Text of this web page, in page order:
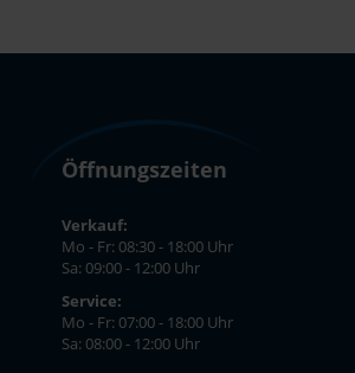
Öffnungszeiten
Verkauf:
Mo - Fr: 08:30 - 18:00 Uhr
Sa: 09:00 - 12:00 Uhr
Service:
Mo - Fr: 07:00 - 18:00 Uhr
Sa: 08:00 - 12:00 Uhr